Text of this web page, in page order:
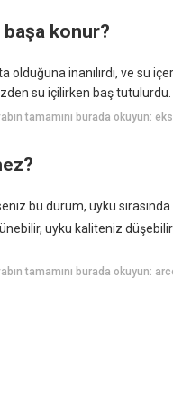
konur?
olduğuna inanılırdı, ve su
su içilirken baş tutulurdu.
tamamını burada okuyun:
bu durum, uyku sırasında
uyku kaliteniz düşebilir
tamamını burada okuyun: